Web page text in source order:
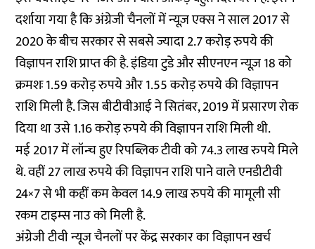
दर्शाया गया है कि अंग्रेजी चैनलों में न्यूज़ एक्स ने साल 2017 से
2020 के बीच सरकार से सबसे ज्यादा 2.7 करोड़ रुपये की
विज्ञापन राशि प्राप्त की है. इंडिया टुडे और सीएनएन न्यूज़ 18 को
क्रमशः 1.59 करोड़ रुपये और 1.55 करोड़ रुपये की विज्ञापन
राशि मिली है. जिस बीटीवीआई ने सितंबर, 2019 में प्रसारण रोक
दिया था उसे 1.16 करोड़ रुपये की विज्ञापन राशि मिली थी.
मई 2017 में लॉन्च हुए रिपब्लिक टीवी को 74.3 लाख रुपये मिले
थे. वहीं 27 लाख रुपये की विज्ञापन राशि पाने वाले एनडीटीवी
24×7 से भी कहीं कम केवल 14.9 लाख रुपये की मामूली सी
रकम टाइम्स नाउ को मिली है.
अंग्रेजी टीवी न्यूज चैनलों पर केंद्र सरकार का विज्ञापन खर्च